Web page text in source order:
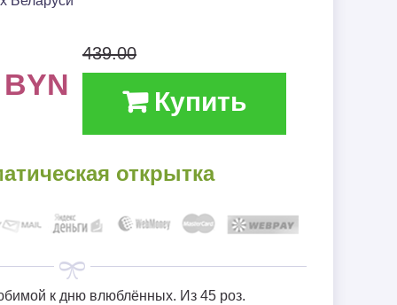
BYN
439.00
Купить
открытка
к дню влюблённых. Из 45 роз.